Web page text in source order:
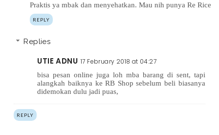
Praktis ya mbak dan menyehatkan. Mau nih punya Re Rice
REPLY
Replies
UTIE ADNU 17 February 2018 at 04:27
bisa pesan online juga loh mba barang di sent, tapi
alangkah baiknya ke RB Shop sebelum beli biasanya
didemokan dulu jadi puas,
REPLY